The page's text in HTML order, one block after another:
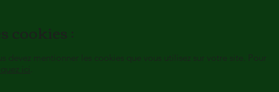
cookies :
devez mentionner les cookies que vous utilisez sur votre site. Pour
ici